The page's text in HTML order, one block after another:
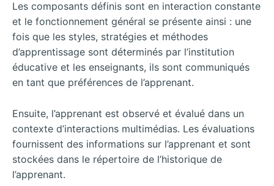
Les composants définis sont en interaction constante
et le fonctionnement général se présente ainsi : une
fois que les styles, stratégies et méthodes
d’apprentissage sont déterminés par l’institution
éducative et les enseignants, ils sont communiqués
en tant que préférences de l’apprenant.
Ensuite, l’apprenant est observé et évalué dans un
contexte d’interactions multimédias. Les évaluations
fournissent des informations sur l’apprenant et sont
stockées dans le répertoire de l’historique de
l’apprenant.